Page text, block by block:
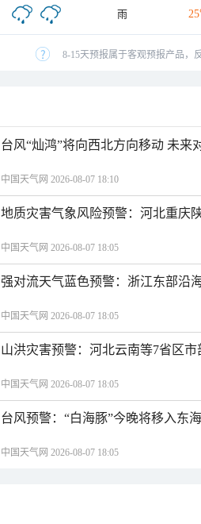
雨
8-15天预报属于客观预报产品，
台风“灿鸿”将向西北方向移动 未来
中国天气网 2026-08-07 18:10
地质灾害气象风险预警：河北重庆
中国天气网 2026-08-07 18:05
强对流天气蓝色预警：浙江东部沿
中国天气网 2026-08-07 18:05
山洪灾害预警：河北云南等7省区
中国天气网 2026-08-07 18:05
台风预警：“白海豚”今晚将移入东
中国天气网 2026-08-07 18:05